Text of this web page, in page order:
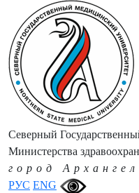
РУС ENG
Северный
Министерства
город